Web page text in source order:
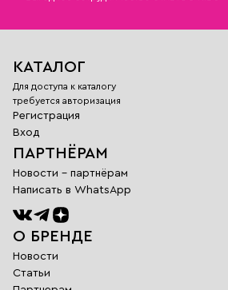
КАТАЛОГ
Для доступа к каталогу
требуется авторизация
Регистрация
Вход
ПАРТНЁРАМ
Новости - партнёрам
Написать в WhatsApp
О БРЕНДЕ
Новости
Статьи